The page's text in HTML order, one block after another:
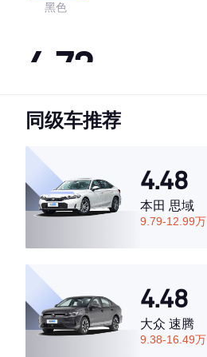
黑色
4.72
·外观表现较为优秀，优于88%同级车
·空间表现一般，低于74%同级车
同级车推荐
4.48
本田 思域
9.79-12.99万
4.48
大众 速腾
9.38-16.49万